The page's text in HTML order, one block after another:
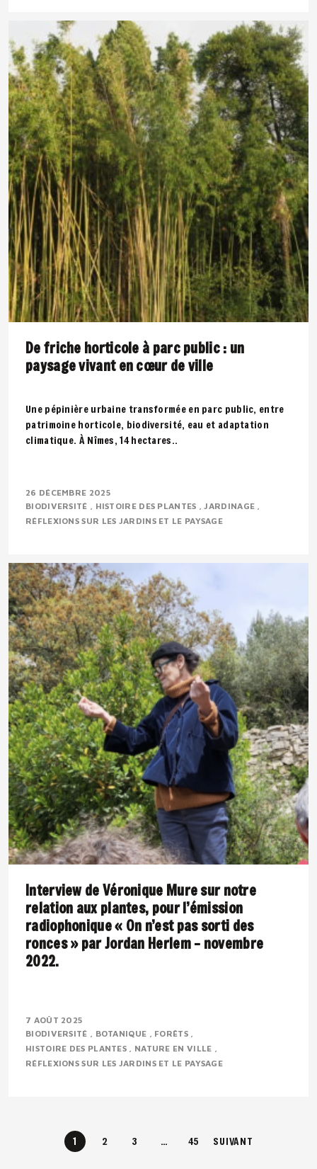
De friche horticole à parc public : un
paysage vivant en cœur de ville
Une pépinière urbaine transformée en parc public, entre
patrimoine horticole, biodiversité, eau et adaptation
climatique. À Nîmes, 14 hectares..
26 DÉCEMBRE 2025
BIODIVERSITÉ
HISTOIRE DES PLANTES
JARDINAGE
RÉFLEXIONS SUR LES JARDINS ET LE PAYSAGE
Interview de Véronique Mure sur notre
relation aux plantes, pour l’émission
radiophonique « On n’est pas sorti des
ronces » par Jordan Herlem – novembre
2022.
ingénieure en agronomie tropicale. Passionnée par la
flore méditerranéenne, elle défend depuis..
7 AOÛT 2025
BIODIVERSITÉ
BOTANIQUE
FORÊTS
HISTOIRE DES PLANTES
NATURE EN VILLE
RÉFLEXIONS SUR LES JARDINS ET LE PAYSAGE
1 2 3 … 45 SUIVANT